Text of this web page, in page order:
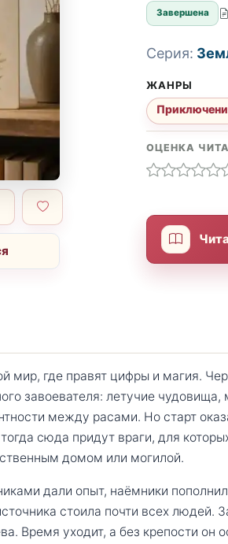
Завершена
Серия:
ЖАНРЫ
ОЦЕНКА
мир, где правят цифры и магия.
завоевателя: летучие
между расами. Но старт
сюда придут враги, для
домом или могилой.
дали опыт, наёмники
стоила почти всех людей.
Время уходит, а без крепости он